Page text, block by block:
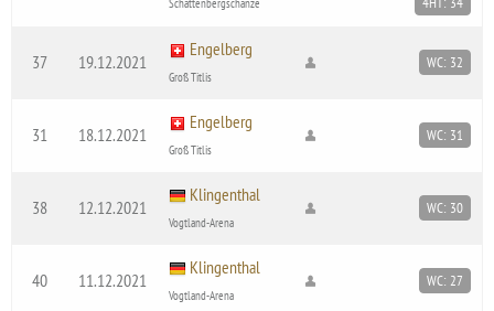
37 19.12.2021
Engelberg
Groß Titlis
WC: 32
31 18.12.2021
Engelberg
Groß Titlis
WC: 31
38 12.12.2021
Klingenthal
Vogtland-Arena
WC: 30
40 11.12.2021
Klingenthal
Vogtland-Arena
WC: 27